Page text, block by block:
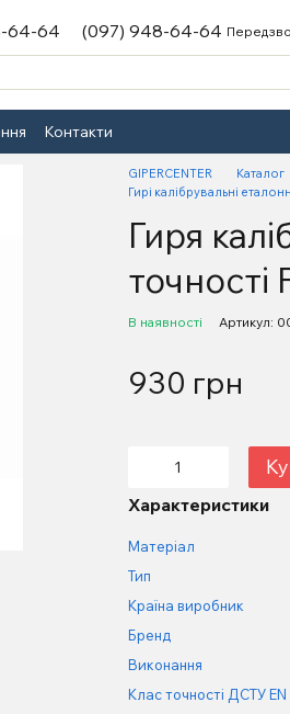
64-64 (097) 948-64-64
Контакти
GIPERCENTER Каталог
Гирі калібрувальні
Гиря
точності
В наявності Артикул:
930 грн
Характеристики
Матеріал
Тип
Країна виробник
Бренд
Виконання
Клас точності ДСТУ